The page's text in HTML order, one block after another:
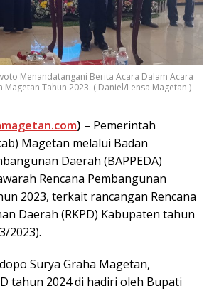
Menandatangani Berita Acara Dalam Acara
Tahun 2023. ( Daniel/Lensa Magetan )
) – Pemerintah
Magetan melalui Badan
Daerah (BAPPEDA)
Rencana Pembangunan
2023, terkait rancangan Rencana
Daerah (RKPD) Kabupaten tahun
2023).
Surya Graha Magetan,
tahun 2024 di hadiri oleh Bupati